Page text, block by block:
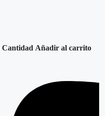
Cantidad Añadir al carrito